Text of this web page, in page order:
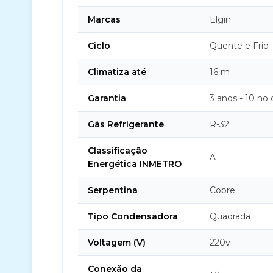
Marcas Elgin
Ciclo Quente e Frio
Climatiza até 16 m
Garantia 3 anos - 10 no
Gás Refrigerante R-32
Classificação
Energética INMETRO
A
Serpentina Cobre
Tipo Condensadora Quadrada
Voltagem (V) 220v
Conexão da